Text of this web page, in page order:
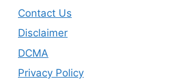
Contact Us
Disclaimer
DCMA
Privacy Policy